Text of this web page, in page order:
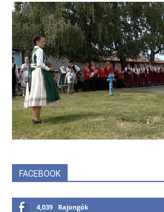
FACEBOOK
4,039 Rajongók